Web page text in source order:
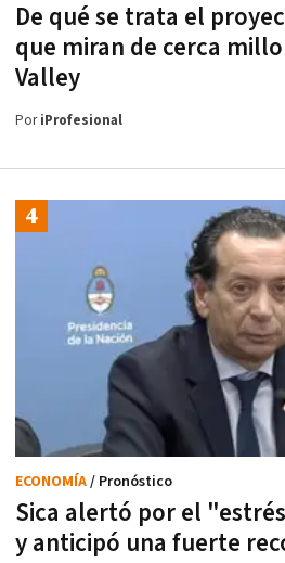
De qué se trata el
que miran de cerca
Valley
PoriProfesional
Sica alertó por el
y anticipó una fuerte
ECONOMÍA/ Pronóstico